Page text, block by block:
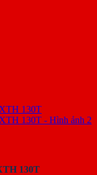
130T